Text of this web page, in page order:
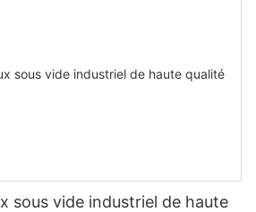
sous vide industriel de haute